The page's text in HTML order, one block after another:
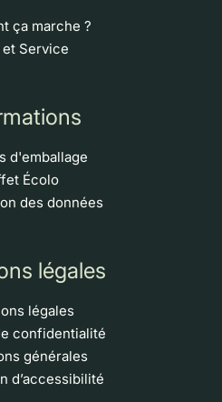
ça marche ?
Service
d'emballage
Écolo
des données
légales
légales
confidentialité
générales
d’accessibilité